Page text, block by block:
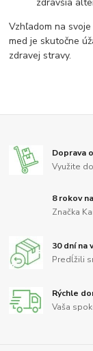
Vzhľadom na
med je skutočne
zdravej stravy.
Doprava
Využite
8 rokov
Značka
30 dní na
Predĺžili
Rýchle
Vaša